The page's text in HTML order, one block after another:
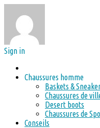
Sign in
Chaussures homme
Baskets &
Chaussures de
Desert boots
Chaussures de
Conseils